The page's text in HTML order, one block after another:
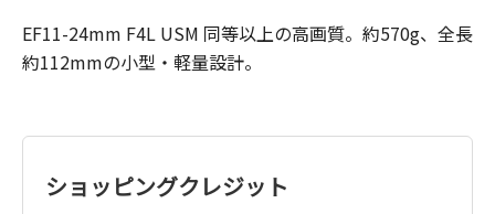
EF11-24mm F4L USM 同等以上の高画質。約570g、全長
約112mmの小型・軽量設計。
ショッピングクレジット